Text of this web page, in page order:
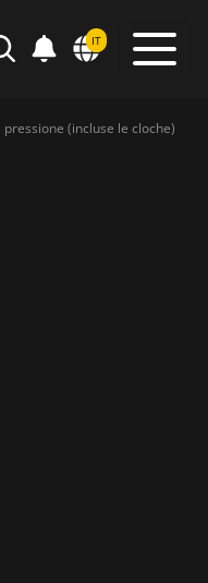
SEARCH POWIADOMIENIA
IT
(incluse le cloche)